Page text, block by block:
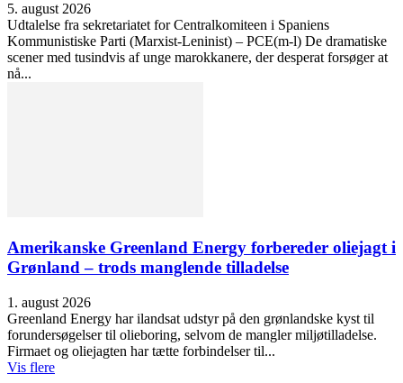
5. august 2026
Udtalelse fra sekretariatet for Centralkomiteen i Spaniens
Kommunistiske Parti (Marxist-Leninist) – PCE(m-l) De dramatiske
scener med tusindvis af unge marokkanere, der desperat forsøger at
nå...
Amerikanske Greenland Energy forbereder oliejagt i
Grønland – trods manglende tilladelse
1. august 2026
Greenland Energy har ilandsat udstyr på den grønlandske kyst til
forundersøgelser til olieboring, selvom de mangler miljøtilladelse.
Firmaet og oliejagten har tætte forbindelser til...
Vis flere